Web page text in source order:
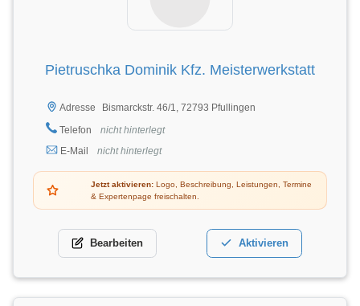
Pietruschka Dominik Kfz. Meisterwerkstatt
Adresse
Bismarckstr. 46/1, 72793 Pfullingen
Telefon
nicht hinterlegt
E-Mail
nicht hinterlegt
Jetzt aktivieren: Logo, Beschreibung, Leistungen, Termine
& Expertenpage freischalten.
Bearbeiten Aktivieren